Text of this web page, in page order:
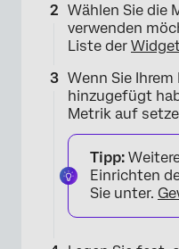
Wählen Sie die
verwenden
Liste der
Wenn Sie
hinzugefügt
Metrik auf
Tipp:
Einrichten
Sie unter.